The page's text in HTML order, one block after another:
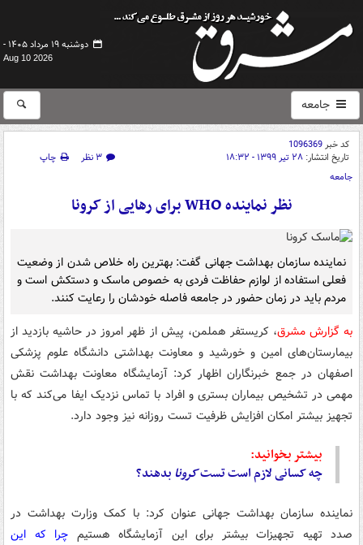
دوشنبه ۱۹ مرداد ۱۴۰۵ -
Aug 10 2026
جامعه
کد خبر1096369
تاریخ انتشار: ۲۸ تیر ۱۳۹۹ - ۱۸:۳۲ ۳ نظر
چاپ
جامعه
نظر نماینده WHO برای رهایی از کرونا
نماینده سازمان بهداشت جهانی گفت: بهترین راه خلاص شدن از وضعیت
فعلی استفاده از لوازم حفاظت فردی به خصوص ماسک و دستکش است و
مردم باید در زمان حضور در جامعه فاصله خودشان را رعایت کنند.
به گزارش مشرق، کریستفر هملمن، پیش از ظهر امروز در حاشیه بازدید از
بیمارستان‌های امین و خورشید و معاونت بهداشتی دانشگاه علوم پزشکی
اصفهان در جمع خبرنگاران اظهار کرد: آزمایشگاه معاونت بهداشت نقش
مهمی در تشخیص بیماران بستری و افراد با تماس نزدیک ایفا می‌کند که با
تجهیز بیشتر امکان افزایش ظرفیت تست روزانه نیز وجود دارد.
بیشتر بخوانید:
چه کسانی لازم است تستکرونابدهند؟
نماینده سازمان بهداشت جهانی عنوان کرد: با کمک وزارت بهداشت در
صدد تهیه تجهیزات بیشتر برای این آزمایشگاه هستیم چرا که این